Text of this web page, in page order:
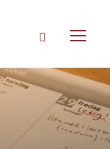
Rechercher